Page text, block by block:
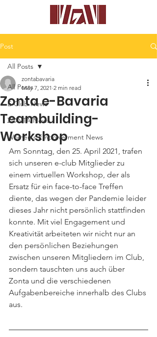
Post
All Posts
E-Club News
ZONTA News
Women's Empowerment News
All Posts
Zonta e-Bavaria
Teambuilding-
Workshop
zontabavaria
May 7, 2021 2 min read
Am Sonntag, den 25. April 2021, trafen
sich unseren e-club Mitglieder zu
einem virtuellen Workshop, der als
Ersatz für ein face-to-face Treffen
diente, das wegen der Pandemie leider
dieses Jahr nicht persönlich stattfinden
konnte. Mit viel Engagement und
Kreativität arbeiteten wir nicht nur an
den persönlichen Beziehungen
zwischen unseren Mitgliedern im Club,
sondern tauschten uns auch über
Zonta und die verschiedenen
Aufgabenbereiche innerhalb des Clubs
aus.